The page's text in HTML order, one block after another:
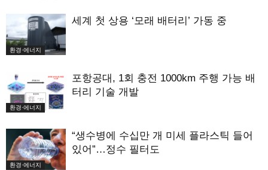
환경·에너지
세계 첫 상용 ‘모래 배터리’ 가동 중
환경·에너지
포항공대, 1회 충전 1000km 주행 가능 배
터리 기술 개발
환경·에너지
“생수병에 수십만 개 미세 플라스틱 들어
있어”…정수 필터도